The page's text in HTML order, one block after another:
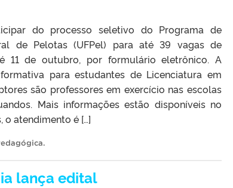
do processo seletivo do Programa de
de Pelotas (UFPel) para até 39 vagas de
11 de outubro, por formulário eletrônico. A
para estudantes de Licenciatura em
são professores em exercício nas escolas
Mais informações estão disponíveis no
o atendimento é […]
.
lança edital